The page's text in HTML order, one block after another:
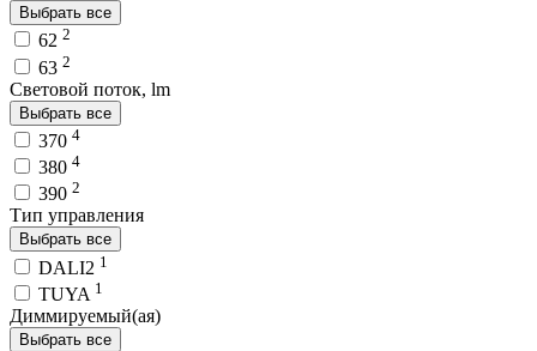
Выбрать все
62 2
63 2
Световой поток, lm
Выбрать все
370 4
380 4
390 2
Тип управления
Выбрать все
DALI2 1
TUYA 1
Диммируемый(ая)
Выбрать все